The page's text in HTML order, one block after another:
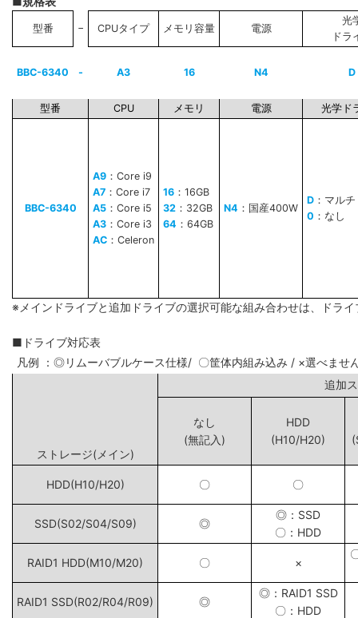
型番 − CPUタイプ メモリ容量 電源
光
ドラ
BBC-6340 - A3 16 N4 D
型番 CPU メモリ 電源 光学ド
BBC-6340
A9 ：Core i9
A7 ：Core i7
A5 ：Core i5
A3 ：Core i3
AC ：Celeron
16 ：16GB
32 ：32GB
64 ：64GB
N4 ：国産400W
D ：マル
0 ：なし
※メインドライブと追加ドライブの選択可能な組み合わせは、ドラ
■ドライブ対応表
凡例 ：◎リムーバブルケース仕様/ 〇筐体内組み込み / ×選べませ
ストレージ(メイン)
追
なし
(無記入)
HDD
(H10/H20)
HDD(H10/H20) 〇 〇
SSD(S02/S04/S09) ◎
◎：SSD
〇：HDD
RAID1 HDD(M10/M20) 〇 ×
RAID1 SSD(R02/R04/R09) ◎
◎：RAID1 SSD
〇：HDD